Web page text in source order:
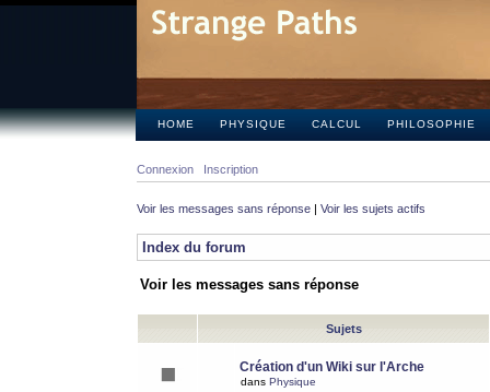
HOME PHYSIQUE CALCUL PHILOSOPHIE
Connexion Inscription
Voir les messages sans réponse | Voir les sujets actifs
Index du forum
Voir les messages sans réponse
Sujets
Création d'un Wiki sur l'Arche
dans Physique